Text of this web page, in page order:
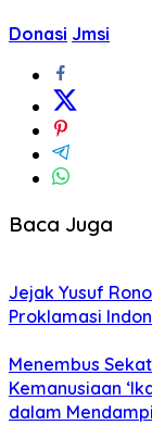
Donasi Jmsi
Baca Juga
Jejak Yusuf
Proklamasi
Menembus
Kemanusiaan
dalam